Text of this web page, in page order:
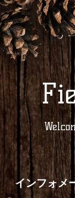
インフォメ